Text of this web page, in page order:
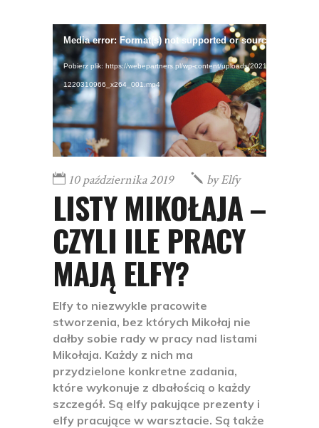
Odtwarzacz
video
Media error: Format(s) not supported or source(s) not
Pobierz plik: https://webepartners.pl/wp-content/uploads/2021/06/iStock-
1220310966_x264_001.mp4
10 października 2019 byElfy
LISTY MIKOŁAJA –
CZYLI ILE PRACY
MAJĄ ELFY?
Elfy to niezwykle pracowite
stworzenia, bez których Mikołaj nie
dałby sobie rady w pracy nad listami
Mikołaja. Każdy z nich ma
przydzielone konkretne zadania,
które wykonuje z dbałością o każdy
szczegół. Są elfy pakujące prezenty i
elfy pracujące w warsztacie. Są także